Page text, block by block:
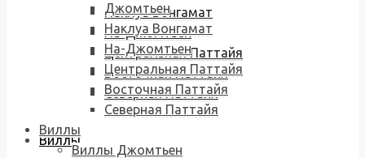
Наклуа Вонгамат
На-Джомтьен
Центральная Паттайя
Восточная Паттайя
Северная Паттайя
Виллы
Джомтьен
Наклуа Вонгамат
На-Джомтьен
Центральная Паттайя
Восточная Паттайя
Северная Паттайя
Виллы
Виллы Джомтьен